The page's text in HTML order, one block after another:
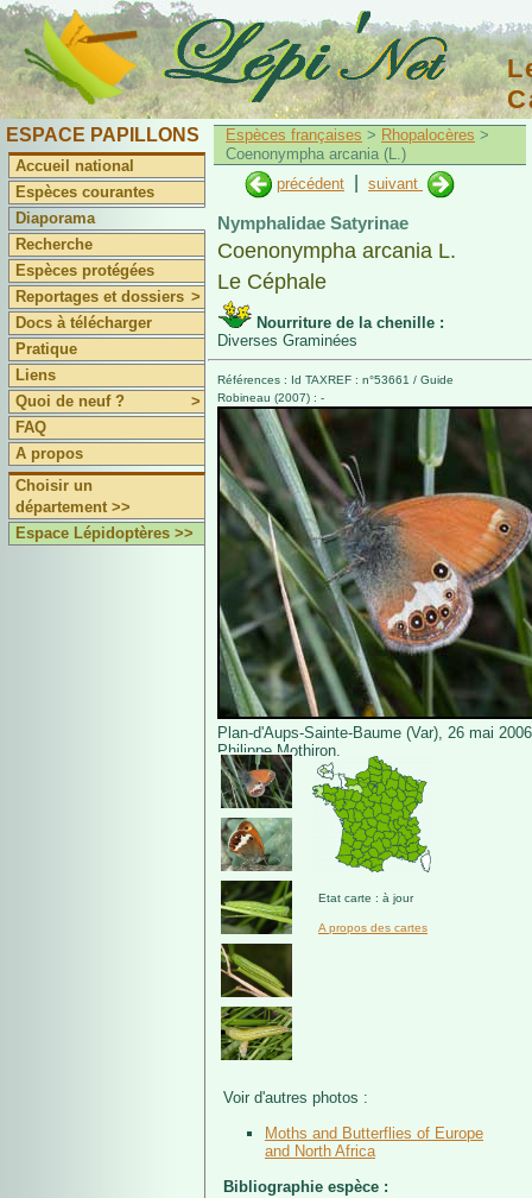
du Lépidoptériste Français
ESPACE PAPILLONS
Accueil national
Espèces courantes
Diaporama
Recherche
Espèces protégées
Reportages et dossiers >
Docs à télécharger
Pratique
Liens
Quoi de neuf ?
>
FAQ
A propos
Choisir un
département >>
Espace Lépidoptères >>
Espèces françaises > Rhopalocères >
Coenonympha arcania (L.)
précédent
suivant
Nymphalidae Satyrinae
Coenonympha arcania L.
Le Céphale
Nourriture de la chenille :
Diverses Graminées
Références : Id TAXREF : n°53661 / Guide
Robineau (2007) : -
Plan-d'Aups-Sainte-Baume (Var), 26 mai
Philippe Mothiron.
Etat carte : à jour
A propos des cartes
Voir d'autres photos :
Moths and Butterflies of Europe
and North Africa
Bibliographie espèce :